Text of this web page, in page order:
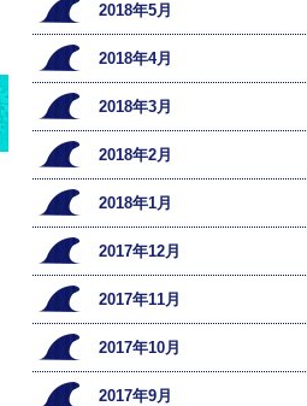
2018年5月
2018年4月
2018年3月
2018年2月
2018年1月
2017年12月
2017年11月
2017年10月
2017年9月